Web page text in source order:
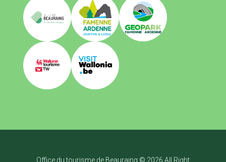
Office du tourisme de Beauraing © 2026 All Right